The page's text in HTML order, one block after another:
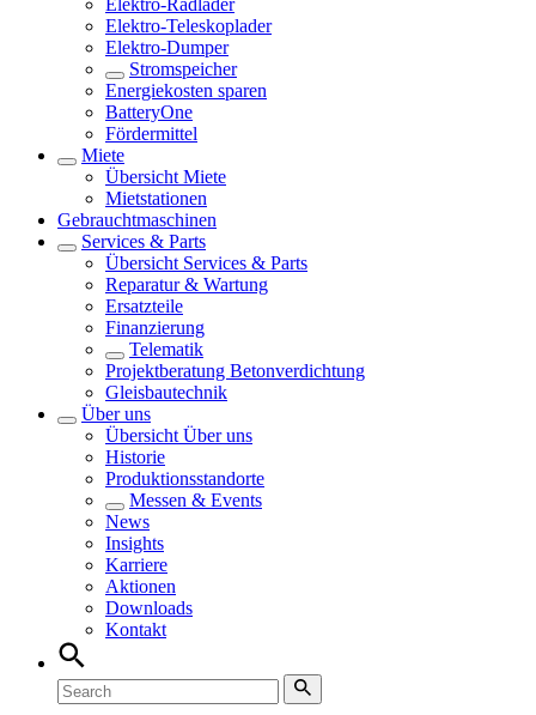
Elektro-Radlader
Elektro-Teleskoplader
Elektro-Dumper
Stromspeicher
Energiekosten sparen
BatteryOne
Fördermittel
Miete
Übersicht Miete
Mietstationen
Gebrauchtmaschinen
Services & Parts
Übersicht Services & Parts
Reparatur & Wartung
Ersatzteile
Finanzierung
Telematik
Projektberatung Betonverdichtung
Gleisbautechnik
Über uns
Übersicht Über uns
Historie
Produktionsstandorte
Messen & Events
News
Insights
Karriere
Aktionen
Downloads
Kontakt